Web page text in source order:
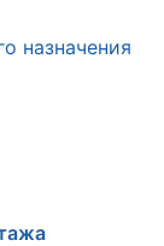
назначения